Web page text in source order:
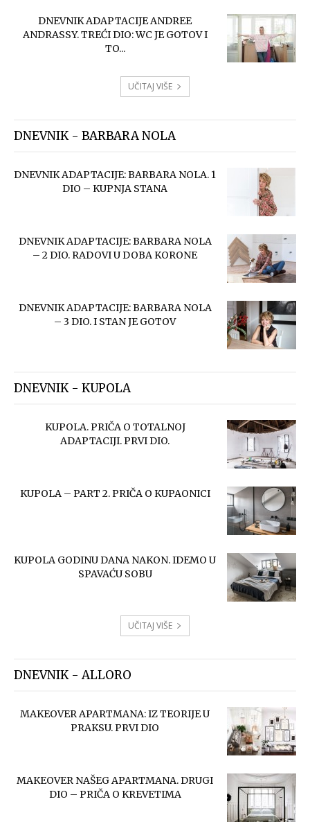
DNEVNIK ADAPTACIJE ANDREE
ANDRASSY. TREĆI DIO: WC JE GOTOV I
TO...
UČITAJ VIŠE
DNEVNIK - BARBARA NOLA
DNEVNIK ADAPTACIJE: BARBARA NOLA. 1
DIO – KUPNJA STANA
DNEVNIK ADAPTACIJE: BARBARA NOLA
– 2 DIO. RADOVI U DOBA KORONE
DNEVNIK ADAPTACIJE: BARBARA NOLA
– 3 DIO. I STAN JE GOTOV
DNEVNIK - KUPOLA
KUPOLA. PRIČA O TOTALNOJ
ADAPTACIJI. PRVI DIO.
KUPOLA – PART 2. PRIČA O KUPAONICI
KUPOLA GODINU DANA NAKON. IDEMO U
SPAVAĆU SOBU
UČITAJ VIŠE
DNEVNIK - ALLORO
MAKEOVER APARTMANA: IZ TEORIJE U
PRAKSU. PRVI DIO
MAKEOVER NAŠEG APARTMANA. DRUGI
DIO – PRIČA O KREVETIMA